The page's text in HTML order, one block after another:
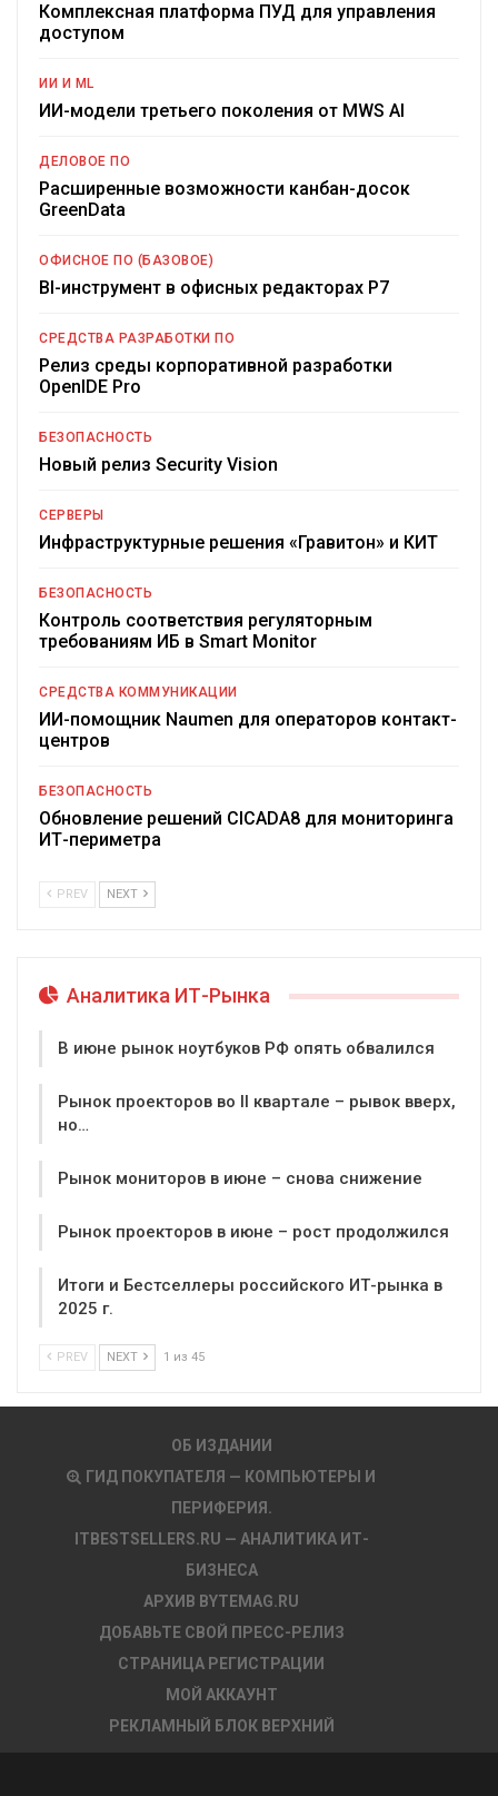
Комплексная платформа ПУД для управления
доступом
ИИ И ML
ИИ-модели третьего поколения от MWS AI
ДЕЛОВОЕ ПО
Расширенные возможности канбан-досок
GreenData
ОФИСНОЕ ПО (БАЗОВОЕ)
BI-инструмент в офисных редакторах Р7
СРЕДСТВА РАЗРАБОТКИ ПО
Релиз среды корпоративной разработки
OpenIDE Pro
БЕЗОПАСНОСТЬ
Новый релиз Security Vision
СЕРВЕРЫ
Инфраструктурные решения «Гравитон» и КИТ
БЕЗОПАСНОСТЬ
Контроль соответствия регуляторным
требованиям ИБ в Smart Monitor
СРЕДСТВА КОММУНИКАЦИИ
ИИ-помощник Naumen для операторов контакт-
центров
БЕЗОПАСНОСТЬ
Обновление решений CICADA8 для мониторинга
ИТ-периметра
PREV NEXT
Аналитика ИТ-Рынка
В июне рынок ноутбуков РФ опять обвалился
Рынок проекторов во II квартале – рывок вверх,
но…
Рынок мониторов в июне – снова снижение
Рынок проекторов в июне – рост продолжился
Итоги и Бестселлеры российского ИТ-рынка в
2025 г.
PREV NEXT 1 из 45
ОБ ИЗДАНИИ
ГИД ПОКУПАТЕЛЯ — КОМПЬЮТЕРЫ И
ПЕРИФЕРИЯ.
ITBESTSELLERS.RU — АНАЛИТИКА ИТ-
БИЗНЕСА
АРХИВ BYTEMAG.RU
ДОБАВЬТЕ СВОЙ ПРЕСС-РЕЛИЗ
СТРАНИЦА РЕГИСТРАЦИИ
МОЙ АККАУНТ
РЕКЛАМНЫЙ БЛОК ВЕРХНИЙ